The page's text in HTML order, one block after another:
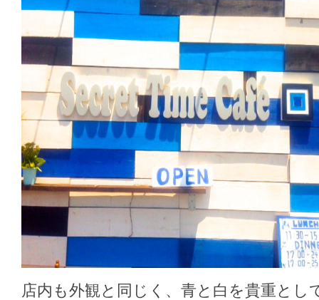
店内も外観と同じく、青と白を貴重とし